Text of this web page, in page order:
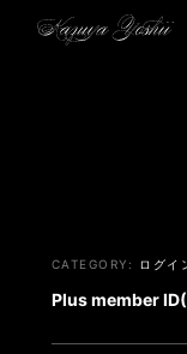
ログイ
Plus member ID(